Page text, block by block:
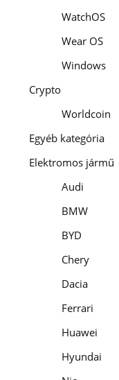
WatchOS
Wear OS
Windows
Crypto
Worldcoin
Egyéb kategória
Elektromos jármű
Audi
BMW
BYD
Chery
Dacia
Ferrari
Huawei
Hyundai